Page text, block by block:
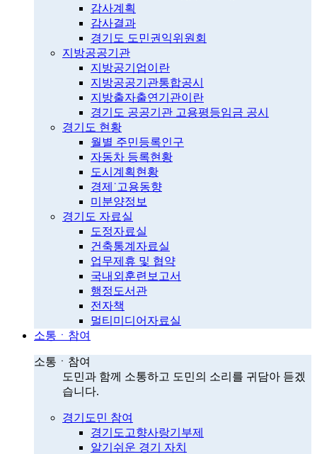
감사계획
감사결과
경기도 도민권익위원회
지방공공기관
지방공기업이란
지방공공기관통합공시
지방출자출연기관이란
경기도 공공기관 고용평등임금 공시
경기도 현황
월별 주민등록인구
자동차 등록현황
도시계획현황
경제˙고용동향
미분양정보
경기도 자료실
도정자료실
건축통계자료실
업무제휴 및 협약
국내외훈련보고서
행정도서관
전자책
멀티미디어자료실
소통ㆍ참여
소통ㆍ참여
도민과 함께 소통하고 도민의 소리를 귀담아 듣겠
습니다.
경기도민 참여
경기도고향사랑기부제
알기쉬운 경기 자치